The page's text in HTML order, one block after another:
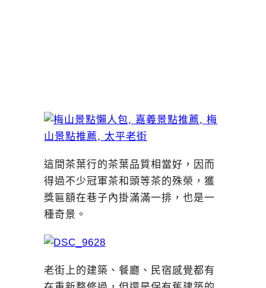
這間茶葉行的茶葉品質相當好，因而
得過不少冠軍茶和頭等茶的殊榮，獲
獎匾額在巷子內掛滿滿一排，也是一
種奇景。
老街上的建築、餐廳、民宿感覺都有